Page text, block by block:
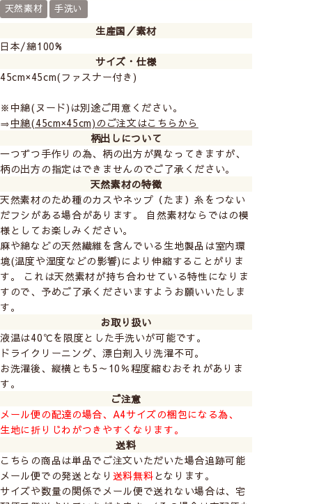
▲横幅45m×高さ45cmのクッションカバー
ンカバーです。
かすれがかったプリントデザインがかっこよく、
お部屋のアクセントになりますよ。
天然素材 手洗い
生産国／素材
日本/綿100%
サイズ・仕様
45cm×45cm(ファスナー付き)
※中綿(ヌード)は別途ご用意ください。
⇒中綿(45cm×45cm)のご注文はこちらから
柄出しについて
一つずつ手作りの為、柄の出方が異なってきますが、
柄の出方の指定はできませんのでご了承ください。
天然素材の特徴
天然素材のため種のカスやネップ（たま）糸をつない
だフシがある場合があります。 自然素材ならではの模
様としてお楽しみください。
麻や綿などの天然繊維を含んでいる生地製品は室内環
境(温度や湿度などの影響)により伸縮することがりま
す。 これは天然素材が持ち合わせている特性になりま
すので、予めご了承くださいますようお願いいたしま
す。
お取り扱い
液温は40℃を限度とした手洗いが可能です。
ドライクリーニング、漂白剤入り洗濯不可。
お洗濯後、縦横とも5～10％程度縮むおそれがありま
す。
ご注意
メール便の配達の場合、A4サイズの梱包になる為、
生地に折りじわがつきやすくなります。
送料
こちらの商品は単品でご注文いただいた場合追跡可能
メール便での発送となり 送料無料となります。
サイズや数量の関係でメール便で送れない場合は、宅